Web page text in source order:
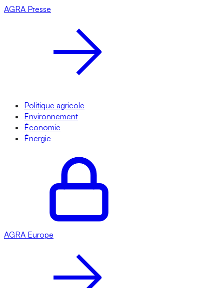
AGRA Presse
Politique agricole
Environnement
Économie
Énergie
AGRA Europe